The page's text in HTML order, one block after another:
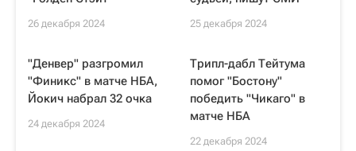
26 декабря 2024 25 декабря 2024
"Денвер" разгромил
"Финикс" в матче НБА,
Йокич набрал 32 очка
24 декабря 2024
Трипл-дабл Тейтума
помог "Бостону"
победить "Чикаго" в
матче НБА
22 декабря 2024